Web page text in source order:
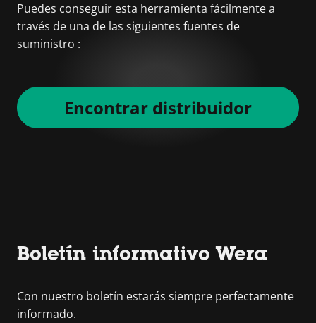
Puedes conseguir esta herramienta fácilmente a
través de una de las siguientes fuentes de
suministro :
Encontrar distribuidor
Boletín informativo Wera
Con nuestro boletín estarás siempre perfectamente
informado.